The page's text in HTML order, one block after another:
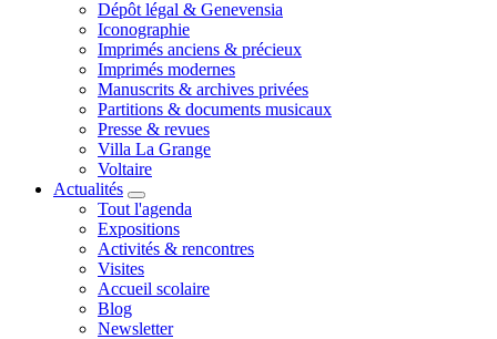
Dépôt légal & Genevensia
Iconographie
Imprimés anciens & précieux
Imprimés modernes
Manuscrits & archives privées
Partitions & documents musicaux
Presse & revues
Villa La Grange
Voltaire
Actualités
Tout l'agenda
Expositions
Activités & rencontres
Visites
Accueil scolaire
Blog
Newsletter